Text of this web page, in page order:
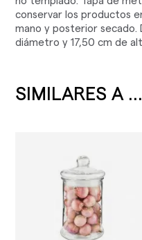
conservar los productos
mano y posterior secado.
diámetro y 17,50 cm de
SIMILARES A ...